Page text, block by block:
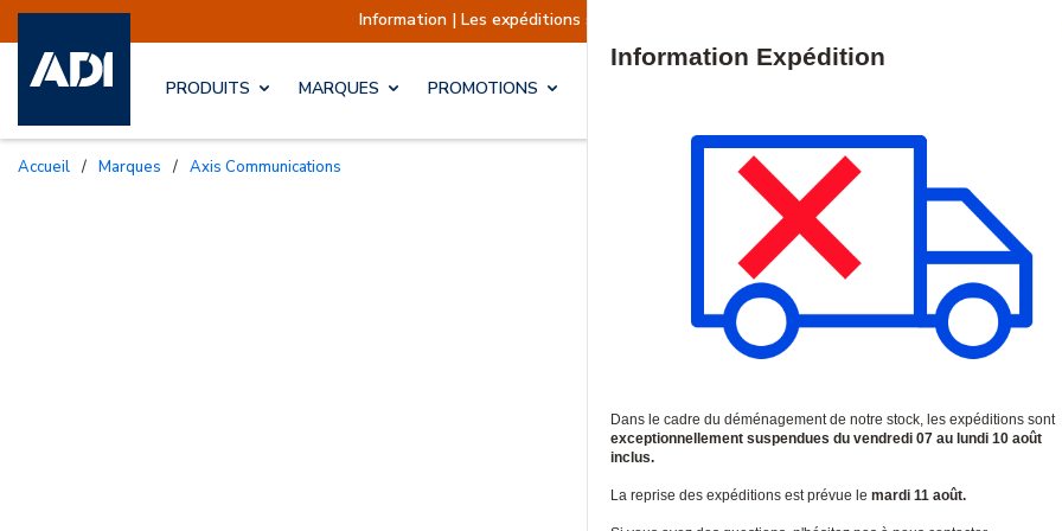
Information | Les expéditions sont actuellement suspendues
PRODUITS MARQUES PROMOTIONS
Accueil / Marques / Axis Communications